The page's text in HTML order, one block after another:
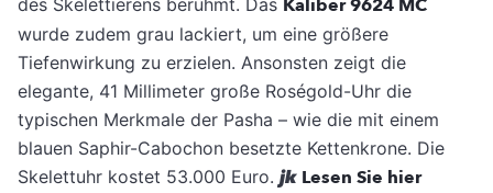
Kaliber 9624 MC
wurde zudem grau lackiert, um eine größere
Tiefenwirkung zu erzielen. Ansonsten zeigt die
elegante, 41 Millimeter große Roségold-Uhr die
typischen Merkmale der Pasha – wie die mit einem
blauen Saphir-Cabochon besetzte Kettenkrone. Die
Skelettuhr kostet 53.000 Euro. jk Lesen Sie hier